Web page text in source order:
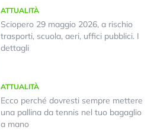
ATTUALITÀ
Sciopero 29 maggio 2026, a rischio
trasporti, scuola, aeri, uffici pubblici. I
dettagli
ATTUALITÀ
Ecco perché dovresti sempre mettere
una pallina da tennis nel tuo bagaglio
a mano